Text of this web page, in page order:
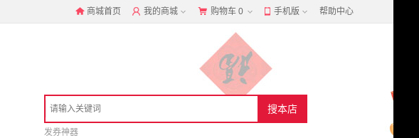
商城首页 我的商城 购物车 0 手机版 帮助中心
发券神器